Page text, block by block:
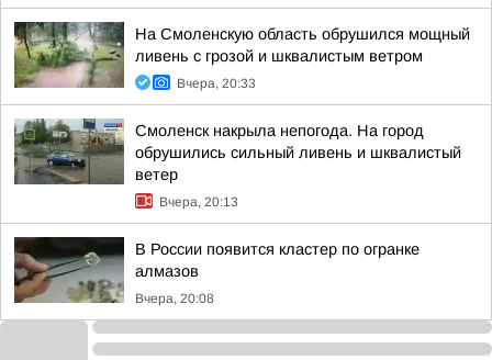
На Смоленскую область обрушился мощный
ливень с грозой и шквалистым ветром
Вчера, 20:33
Смоленск накрыла непогода. На город
обрушились сильный ливень и шквалистый
ветер
Вчера, 20:13
В России появится кластер по огранке
алмазов
Вчера, 20:08